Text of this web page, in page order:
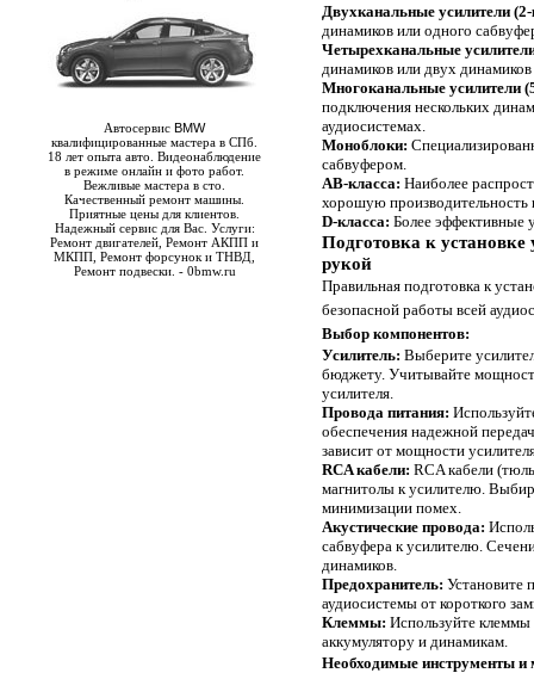
АвтосервисBMW
квалифицированные мастера в СПб.
18 лет опыта авто. Видеонаблюдение
в режиме онлайн и фото работ.
Вежливые мастера в сто.
Качественный ремонт машины.
Приятные цены для клиентов.
Надежный сервис для Вас. Услуги:
Ремонт двигателей, Ремонт АКПП и
МКПП, Ремонт форсунок и ТНВД,
Ремонт подвески. - 0bmw.ru
Двухканальные усилители
динамиков или одного
Четырехканальные
динамиков или двух
Многоканальные усилители
подключения нескольких
аудиосистемах.
Моноблоки:
сабвуфером.
AB-класса: Наиболее
хорошую производительность
D-класса: Более эффективные
Подготовка к установке
рукой
Правильная подготовка к
безопасной работы всей
Выбор компонентов:
Усилитель: Выберите
бюджету. Учитывайте
усилителя.
Провода питания:
обеспечения надежной
зависит от мощности
RCA кабели: RCA кабели
магнитолы к усилителю.
минимизации помех.
Акустические провода:
сабвуфера к усилителю.
динамиков.
Предохранитель: Установите
аудиосистемы от короткого
Клеммы: Используйте
аккумулятору и динамикам.
Необходимые инструменты и